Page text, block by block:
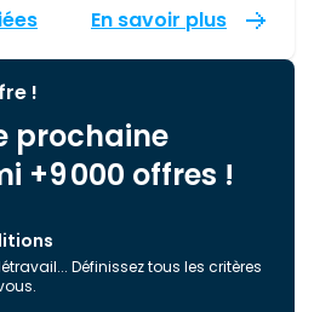
allient compréhension
par la valorisation
les objectifs de ses
ambition et
et renforce ses
nombreux clients grands-
En savoir plus
!
prochaine
+9 000 offres !
Définissez tous les critères